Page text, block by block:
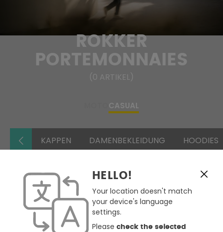
ROKKER
PORTEMONNAIES
(0 ARTIKEL)
CASUAL
KAPPEN DAMENBEKLEIDUNG HOODIES
FILTERN & SORTIEREN
Keine Produkte gefunden.
HELLO!
Your location doesn't match
your device's language
settings.
Please check the selected